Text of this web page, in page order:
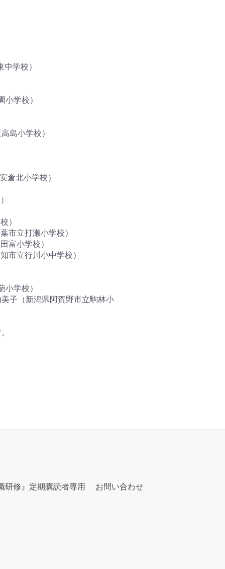
学校）
学校）
島小学校）
北小学校）
）
立打瀬小学校）
富小学校）
立行川小中学校）
学校）
子（新潟県阿賀野市立駒林小
研修』定期購読者専用
お問い合わせ